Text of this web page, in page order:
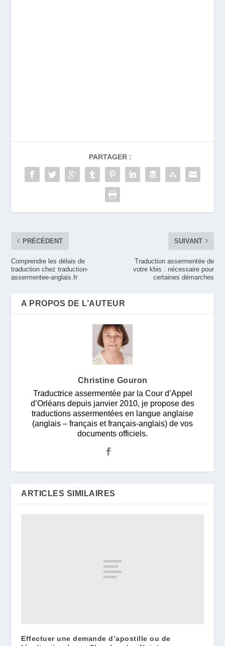
PARTAGER :
PRÉCÉDENT
Comprendre les délais de
traduction chez traduction-
assermentee-anglais.fr
SUIVANT
Traduction assermentée de
votre kbis : nécessaire pour
certaines démarches
A PROPOS DE L’AUTEUR
Christine Gouron
Traductrice assermentée par la Cour d’Appel
d’Orléans depuis janvier 2010, je propose des
traductions assermentées en langue anglaise
(anglais – français et français-anglais) de vos
documents officiels.
ARTICLES SIMILAIRES
Effectuer une demande d’apostille ou de